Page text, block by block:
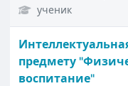
ученик
предмету
воспитание"